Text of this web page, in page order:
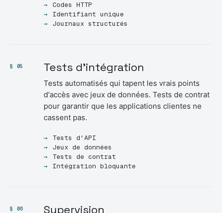
Codes HTTP
Identifiant unique
Journaux structurés
§ 05 Tests d'intégration
Tests automatisés qui tapent les vrais points
d'accès avec jeux de données. Tests de contrat
pour garantir que les applications clientes ne
cassent pas.
Tests d'API
Jeux de données
Tests de contrat
Intégration bloquante
§ 06 Supervision